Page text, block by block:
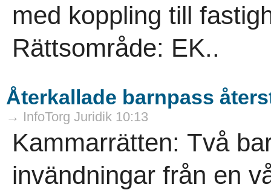
med koppling till
Rättsområde: EK..
Återkallade barnpass
→ InfoTorg Juridik 10:13
Kammarrätten: Två
invändningar från en